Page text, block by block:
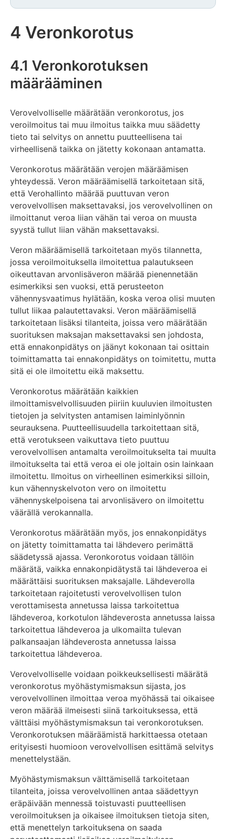
4 Veronkorotus
4.1 Veronkorotuksen
määrääminen
Verovelvolliselle määrätään veronkorotus, jos
veroilmoitus tai muu ilmoitus taikka muu säädetty
tieto tai selvitys on annettu puutteellisena tai
virheellisenä taikka on jätetty kokonaan antamatta.
Veronkorotus määrätään verojen määräämisen
yhteydessä. Veron määräämisellä tarkoitetaan sitä,
että Verohallinto määrää puuttuvan veron
verovelvollisen maksettavaksi, jos verovelvollinen on
ilmoittanut veroa liian vähän tai veroa on muusta
syystä tullut liian vähän maksettavaksi.
Veron määräämisellä tarkoitetaan myös tilannetta,
jossa veroilmoituksella ilmoitettua palautukseen
oikeuttavan arvonlisäveron määrää pienennetään
esimerkiksi sen vuoksi, että perusteeton
vähennysvaatimus hylätään, koska veroa olisi muuten
tullut liikaa palautettavaksi. Veron määräämisellä
tarkoitetaan lisäksi tilanteita, joissa vero määrätään
suorituksen maksajan maksettavaksi sen johdosta,
että ennakonpidätys on jäänyt kokonaan tai osittain
toimittamatta tai ennakonpidätys on toimitettu, mutta
sitä ei ole ilmoitettu eikä maksettu.
Veronkorotus määrätään kaikkien
ilmoittamisvelvollisuuden piiriin kuuluvien ilmoitusten
tietojen ja selvitysten antamisen laiminlyönnin
seurauksena. Puutteellisuudella tarkoitettaan sitä,
että verotukseen vaikuttava tieto puuttuu
verovelvollisen antamalta veroilmoitukselta tai muulta
ilmoitukselta tai että veroa ei ole joltain osin lainkaan
ilmoitettu. Ilmoitus on virheellinen esimerkiksi silloin,
kun vähennyskelvoton vero on ilmoitettu
vähennyskelpoisena tai arvonlisävero on ilmoitettu
väärällä verokannalla.
Veronkorotus määrätään myös, jos ennakonpidätys
on jätetty toimittamatta tai lähdevero perimättä
säädetyssä ajassa. Veronkorotus voidaan tällöin
määrätä, vaikka ennakonpidätystä tai lähdeveroa ei
määrättäisi suorituksen maksajalle. Lähdeverolla
tarkoitetaan rajoitetusti verovelvollisen tulon
verottamisesta annetussa laissa tarkoitettua
lähdeveroa, korkotulon lähdeverosta annetussa laissa
tarkoitettua lähdeveroa ja ulkomailta tulevan
palkansaajan lähdeverosta annetussa laissa
tarkoitettua lähdeveroa.
Verovelvolliselle voidaan poikkeuksellisesti määrätä
veronkorotus myöhästymismaksun sijasta, jos
verovelvollinen ilmoittaa veroa myöhässä tai oikaisee
veron määrää ilmeisesti siinä tarkoituksessa, että
välttäisi myöhästymismaksun tai veronkorotuksen.
Veronkorotuksen määräämistä harkittaessa otetaan
erityisesti huomioon verovelvollisen esittämä selvitys
menettelystään.
Myöhästymismaksun välttämisellä tarkoitetaan
tilanteita, joissa verovelvollinen antaa säädettyyn
eräpäivään mennessä toistuvasti puutteellisen
veroilmoituksen ja oikaisee ilmoituksen tietoja siten,
että menettelyn tarkoituksena on saada